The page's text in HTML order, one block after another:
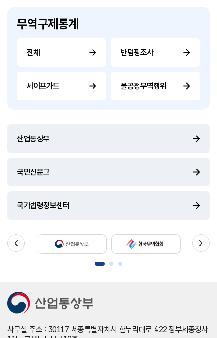
무역구제통계
전체 반덤핑조사
세이프가드 불공정무역행위
산업통상부
국민신문고
국가법령정보센터
사무실 주소 : 30117 세종특별자치시 한누리대로 422 정부세종청사